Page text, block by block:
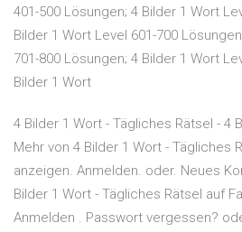
401-500 Lösungen; 4 Bilder 1 Wort
Bilder 1 Wort Level 601-700
701-800 Lösungen; 4 Bilder 1 Wort
Bilder 1 Wort
4 Bilder 1 Wort - Tägliches Rätsel - 4
Mehr von 4 Bilder 1 Wort - Tägliches
anzeigen. Anmelden. oder. Neues
Bilder 1 Wort - Tägliches Rätsel auf
Anmelden . Passwort vergessen?